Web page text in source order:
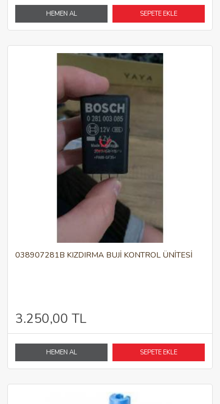
HEMEN AL SEPETE EKLE
038907281B KIZDIRMA BUJİ KONTROL ÜNİTESİ
3.250,00 TL
HEMEN AL SEPETE EKLE